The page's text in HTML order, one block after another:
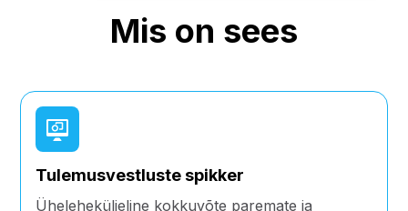
Mis on sees
Tulemusvestluste spikker
Üheleheküljeline kokkuvõte paremate ja